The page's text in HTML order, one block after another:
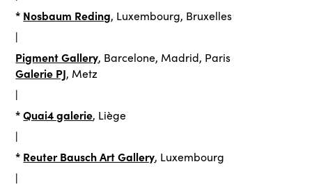
* Nosbaum Reding, Luxembourg, Bruxelles
|
Pigment Gallery, Barcelone, Madrid, Paris
Galerie PJ, Metz
|
*Quai4 galerie, Liège
|
* Reuter Bausch Art Gallery, Luxembourg
|